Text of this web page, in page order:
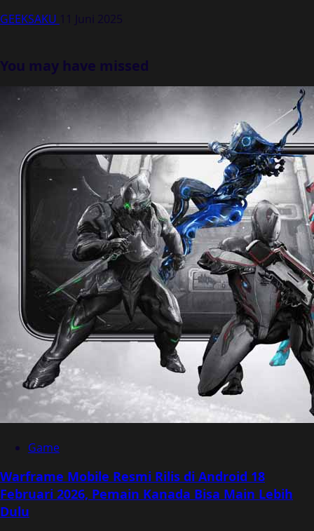
GEEKSAKU 11 Juni 2025
You may have missed
Game
Warframe Mobile Resmi Rilis di Android 18
Februari 2026, Pemain Kanada Bisa Main Lebih
Dulu